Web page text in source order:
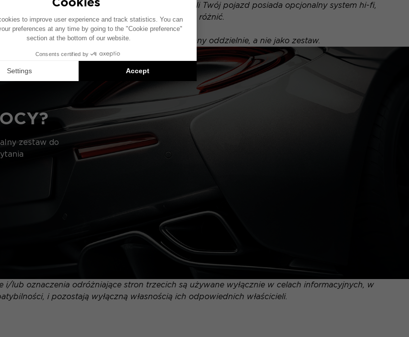
wyposażonego w fabryczny system audio. Jeśli Twój pojazd posiada opcjonalny system hi-fi,
przedstawionych na schemacie może się różnić.
produktów: każdy element jest sprzedawany oddzielnie, a nie jako zestaw.
zestaw do
lub oznaczenia odróżniające stron trzecich są używane wyłącznie w celach informacyjnych, w
i pozostają wyłączną własnością ich odpowiednich właścicieli.